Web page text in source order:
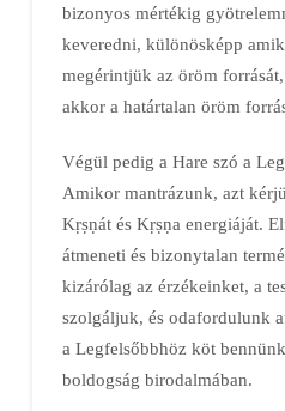
bizonyos mértékig
keveredni, különösképp
megérintjük az öröm
akkor a határtalan öröm
Végül pedig a Hare szó a
Amikor mantrázunk, azt
Kṛṣṇát és Kṛṣṇa energiáját.
átmeneti és bizonytalan
kizárólag az érzékeinket, a
szolgáljuk, és odafordulunk
a Legfelsőbbhöz köt
boldogság birodalmában.